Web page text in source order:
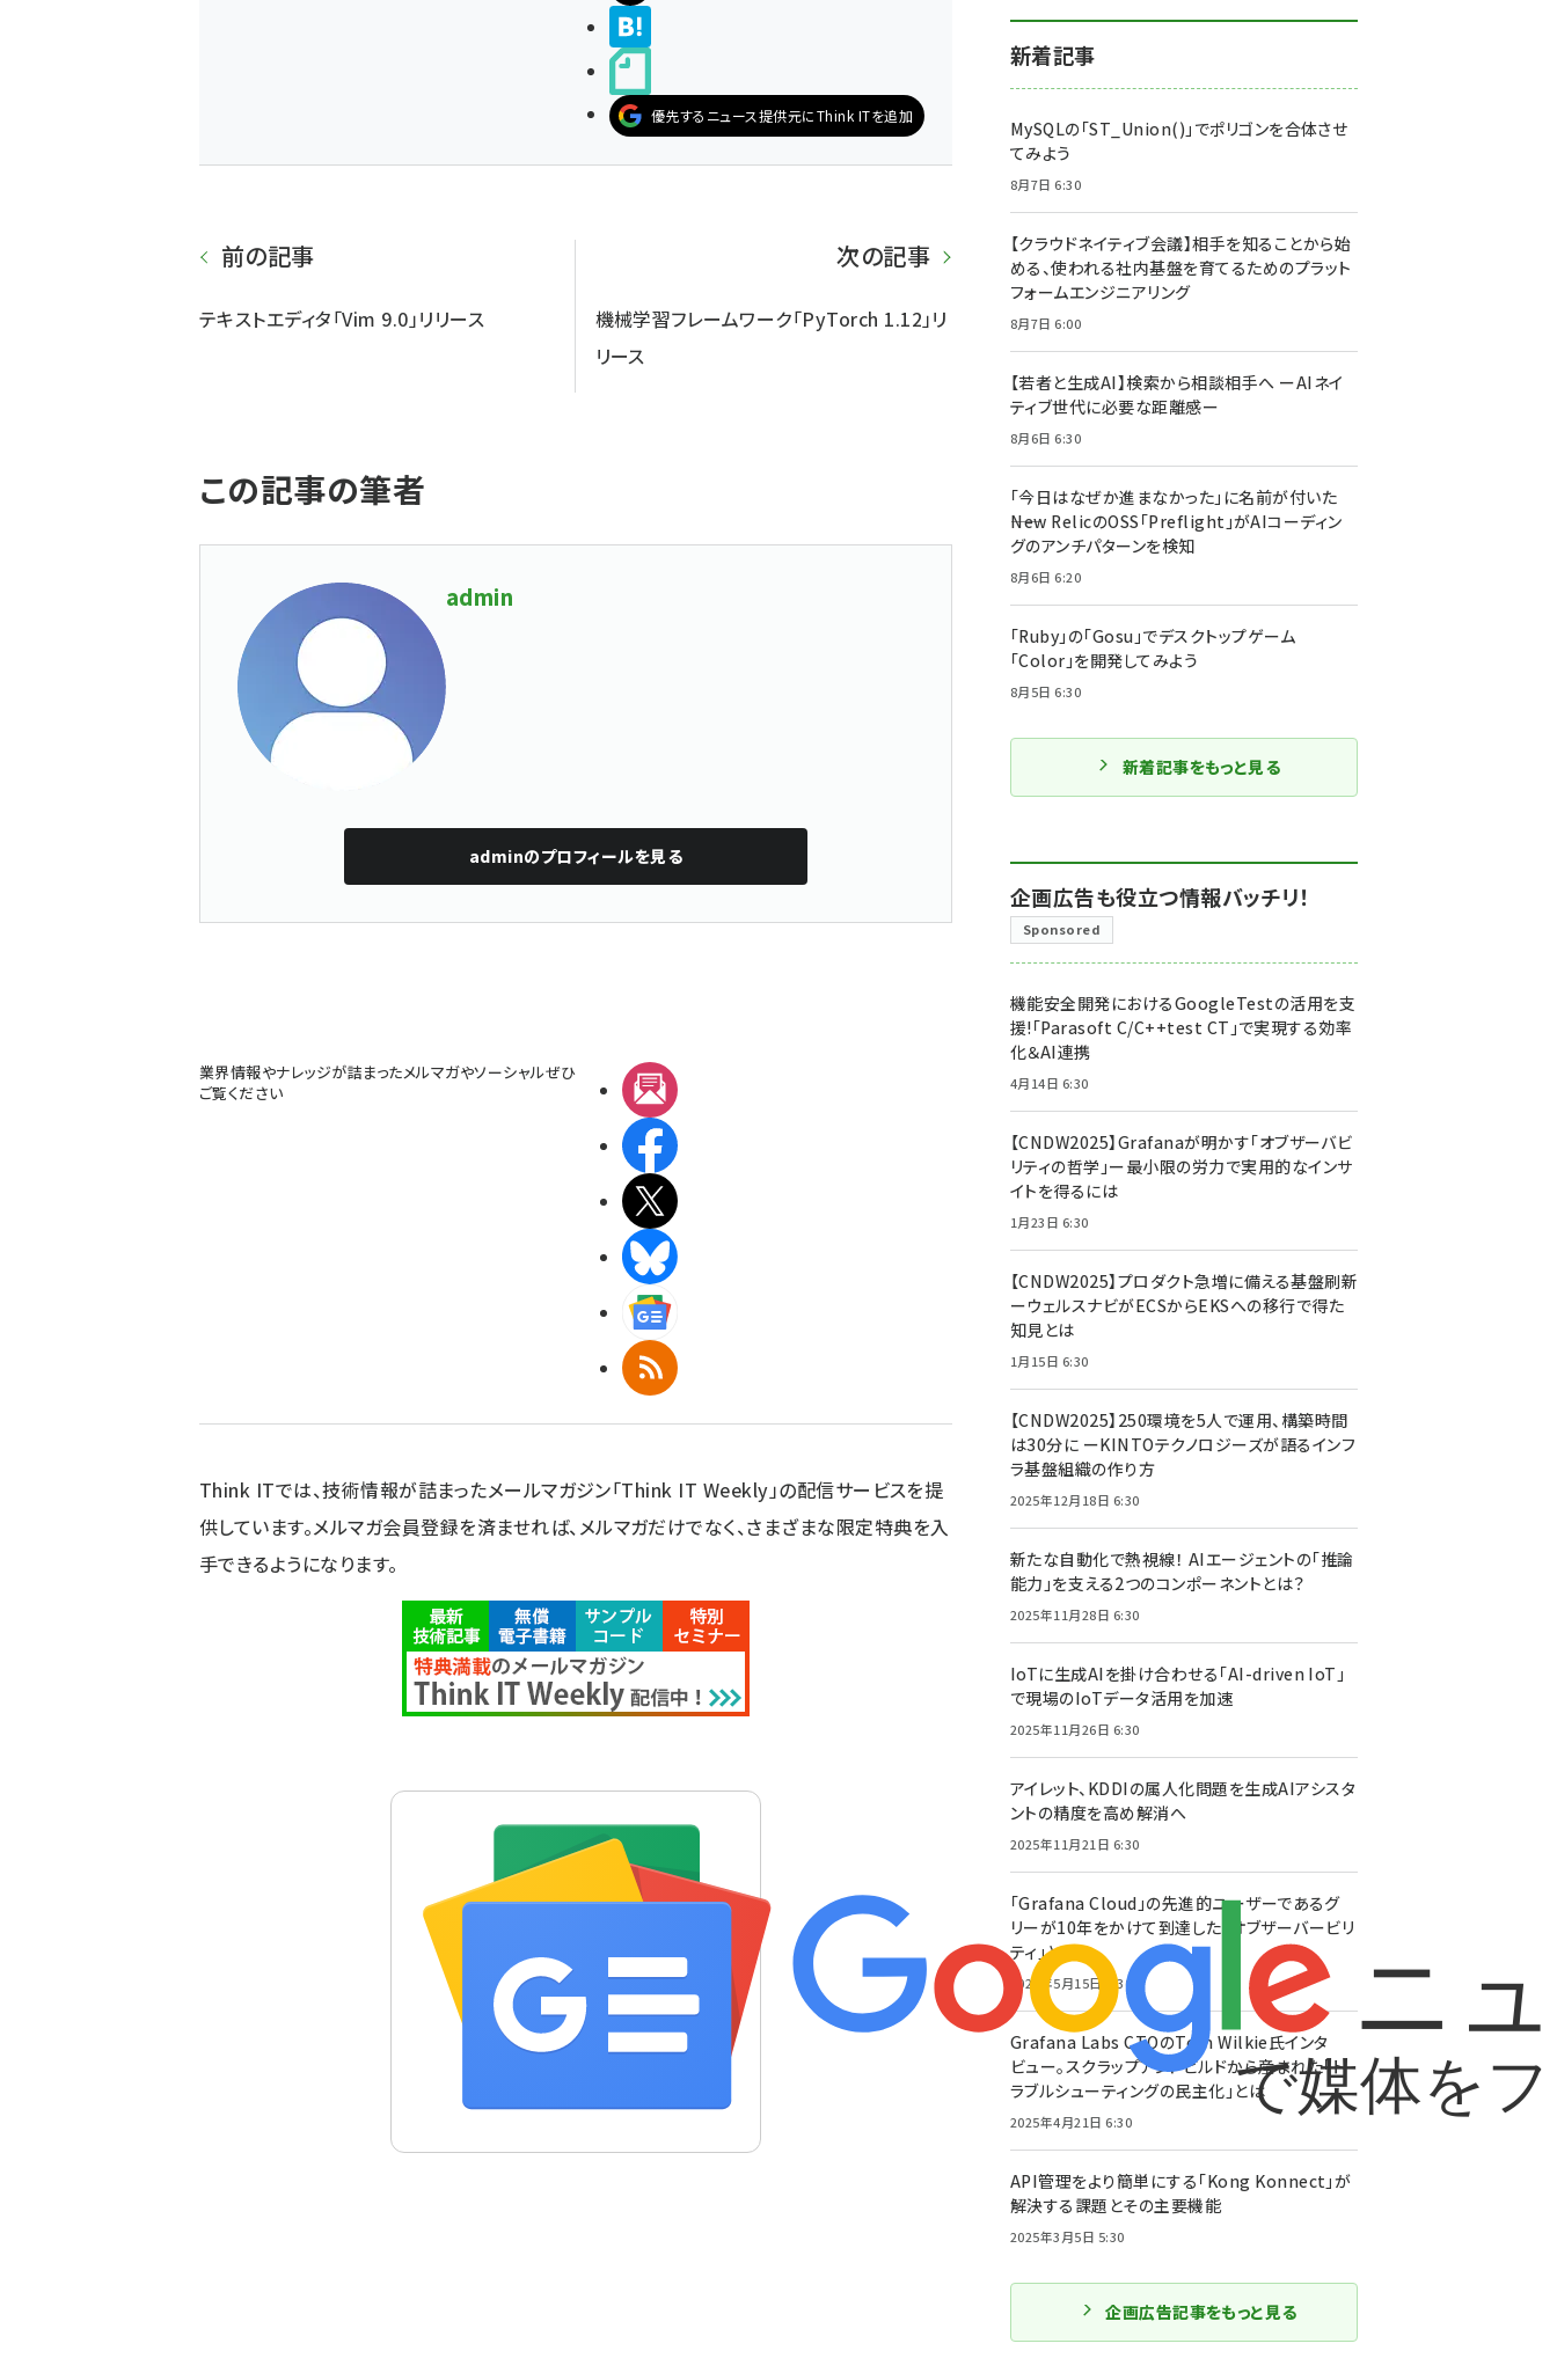
優先するニュース提供元にThink ITを追加
前の記事
テキストエディタ「Vim 9.0」リリース
次の記事
機械学習フレームワーク「PyTorch 1.12」リ
リース
この記事の筆者
admin
adminのプロフィールを見る
業界情報やナレッジが詰まったメルマガやソーシャルぜひ
ご覧ください
RSS
Think ITでは、技術情報が詰まったメールマガジン「Think IT Weekly」の配信サービスを提
供しています。メルマガ会員登録を済ませれば、メルマガだけでなく、さまざまな限定特典を入
手できるようになります。
新着記事
MySQLの「ST_Union()」でポリゴンを合体させ
てみよう
8月7日 6:30
【クラウドネイティブ会議】相手を知ることから始
める、使われる社内基盤を育てるためのプラット
フォームエンジニアリング
8月7日 6:00
【若者と生成AI】検索から相談相手へ ーAIネイ
ティブ世代に必要な距離感ー
8月6日 6:30
「今日はなぜか進まなかった」に名前が付いた
――New RelicのOSS「Preflight」がAIコーディン
グのアンチパターンを検知
8月6日 6:20
「Ruby」の「Gosu」でデスクトップゲーム
「Color」を開発してみよう
8月5日 6:30
新着記事をもっと見る
企画広告も役立つ情報バッチリ！
Sponsored
機能安全開発におけるGoogleTestの活用を支
援!「Parasoft C/C++test CT」で実現する効率
化＆AI連携
4月14日 6:30
【CNDW2025】Grafanaが明かす「オブザーバビ
リティの哲学」ー最小限の労力で実用的なインサ
イトを得るには
1月23日 6:30
【CNDW2025】プロダクト急増に備える基盤刷新
ーウェルスナビがECSからEKSへの移行で得た
知見とは
1月15日 6:30
【CNDW2025】250環境を5人で運用、構築時間
は30分に ーKINTOテクノロジーズが語るインフ
ラ基盤組織の作り方
2025年12月18日 6:30
新たな自動化で熱視線！ AIエージェントの「推論
能力」を支える2つのコンポーネントとは？
2025年11月28日 6:30
IoTに生成AIを掛け合わせる「AI-driven IoT」
で現場のIoTデータ活用を加速
2025年11月26日 6:30
アイレット、KDDIの属人化問題を生成AIアシスタ
ントの精度を高め解消へ
2025年11月21日 6:30
「Grafana Cloud」の先進的ユーザーであるグ
リーが10年をかけて到達した「オブザーバービリ
ティ」とは
2025年5月15日 6:30
Grafana Labs CTOのTom Wilkie氏インタ
ビュー。スクラップアンドビルドから産まれた「ト
ラブルシューティングの民主化」とは
2025年4月21日 6:30
API管理をより簡単にする「Kong Konnect」が
解決する課題とその主要機能
2025年3月5日 5:30
企画広告記事をもっと見る